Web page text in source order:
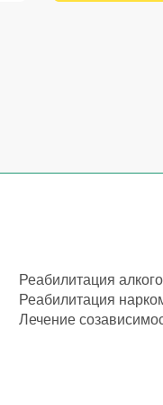
Реабилитация
Реабилитация
Лечение